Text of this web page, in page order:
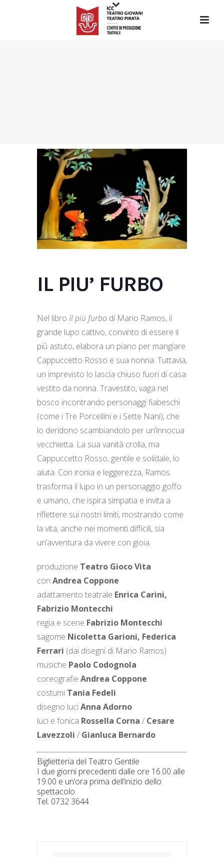
IL PIU’ FURBO
Nel libro Il più furbo di Mario Ramos, il
grande lupo cattivo, convinto di essere il
più astuto, elabora un piano per mangiare
Cappuccetto Rosso e sua nonna. Tuttavia,
un imprevisto lo lascia chiuso fuori di casa
vestito da nonna. Travestito, vaga nel
bosco incontrando personaggi fiabeschi
(come i Tre Porcellini e i Sette Nani), che
lo deridono scambiandolo per un’innocua
vecchietta. La sua vanità crolla, ma
Cappuccetto Rosso, gentile e solidale, lo
aiuta. Con ironia e leggerezza, Ramos
trasforma il lupo in un personaggio goffo
e umano, che ispira simpatia e invita a
riflettere sui nostri limiti, mostrando come
la vita, anche nei momenti difficili, sia
un’avventura da vivere con gioia.
produzione Teatro Gioco Vita
con Andrea Coppone
adattamento teatrale Enrica Carini,
Fabrizio Montecchi
regia e scene Fabrizio Montecchi
sagome Nicoletta Garioni, Federica
Ferrari (dai disegni di Mario Ramos)
musiche Paolo Codognola
coreografie Andrea Coppone
costumi Tania Fedeli
disegno luciAnna Adorno
luci e fonica Rossella Corna / Cesare
Lavezzoli / Gianluca Bernardo
Biglietteria del Teatro Gentile
I due giorni precedenti dalle ore 16.00 alle
19.00 e un’ora prima dell’inizio dello
spettacolo.
Tel. 0732 3644